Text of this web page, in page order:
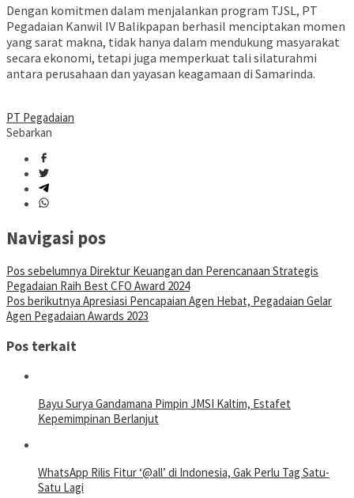
Dengan komitmen dalam menjalankan program TJSL, PT
Pegadaian Kanwil IV Balikpapan berhasil menciptakan momen
yang sarat makna, tidak hanya dalam mendukung masyarakat
secara ekonomi, tetapi juga memperkuat tali silaturahmi
antara perusahaan dan yayasan keagamaan di Samarinda.
PT Pegadaian
Sebarkan
Navigasi pos
Pos sebelumnya Direktur Keuangan dan Perencanaan Strategis
Pegadaian Raih Best CFO Award 2024
Pos berikutnya Apresiasi Pencapaian Agen Hebat, Pegadaian Gelar
Agen Pegadaian Awards 2023
Pos terkait
Bayu Surya Gandamana Pimpin JMSI Kaltim, Estafet
Kepemimpinan Berlanjut
WhatsApp Rilis Fitur ‘@all’ di Indonesia, Gak Perlu Tag Satu-
Satu Lagi